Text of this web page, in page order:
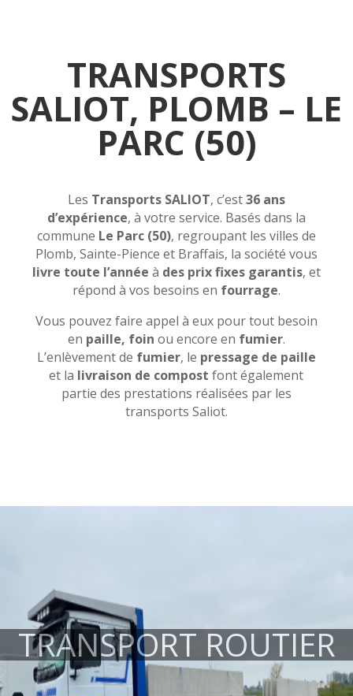
TRANSPORTS
SALIOT, PLOMB – LE
PARC (50)
Les Transports SALIOT, c’est36 ans
d’expérience, à votre service. Basés dans la
commune Le Parc (50), regroupant les villes de
Plomb, Sainte-Pience et Braffais, la société vous
livre toute l’année à des prix fixes garantis, et
répond à vos besoins en fourrage.
Vous pouvez faire appel à eux pour tout besoin
en paille, foin ou encore en fumier.
L’enlèvement de fumier, le pressage de paille
et la livraison de compost font également
partie des prestations réalisées par les
transports Saliot.
TRANSPORT ROUTIER